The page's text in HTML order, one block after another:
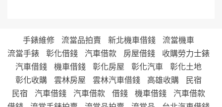
手錶維修 流當品拍賣 新北機車借錢
流當機車
流當手錶
彰化借錢 汽車借款 房屋借錢
收購勞力士錶
汽車借錢
機車借錢 彰化房屋 彰化汽車
彰化土地
彰化收購
雲林房屋 雲林汽車借錢 高雄收購
民宿
民宿
汽車借錢 汽車借款 借錢 機車借錢
汽車借款